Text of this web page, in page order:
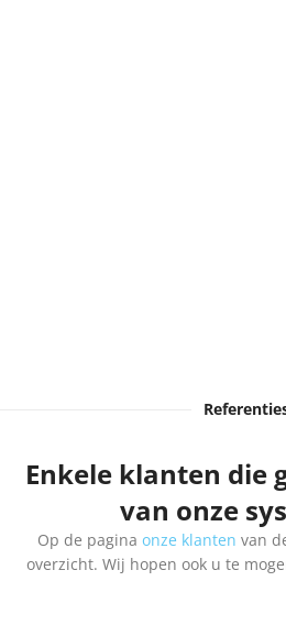
Enkele klanten die
van onze
Op de pagina onze klanten van
overzicht. Wij hopen ook u te